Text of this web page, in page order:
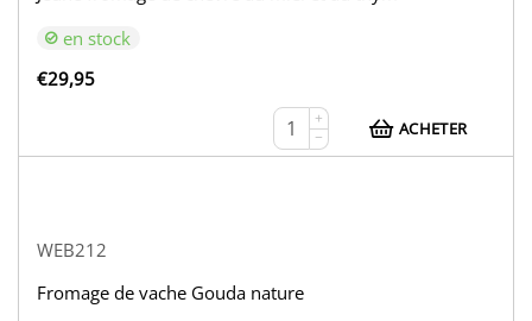
en stock
€29,95
+
−
ACHETER
WEB212
Fromage de vache Gouda nature